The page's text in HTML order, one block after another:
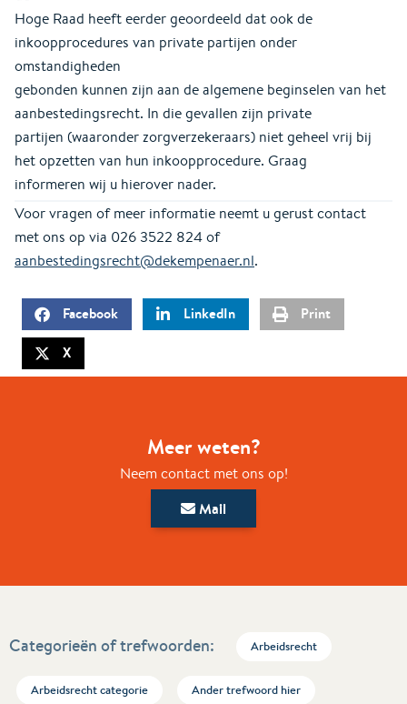
Hoge Raad heeft eerder geoordeeld dat ook de
inkoopprocedures van private partijen onder
omstandigheden
gebonden kunnen zijn aan de algemene beginselen van het
aanbestedingsrecht. In die gevallen zijn private
partijen (waaronder zorgverzekeraars) niet geheel vrij bij
het opzetten van hun inkoopprocedure. Graag
informeren wij u hierover nader.
Voor vragen of meer informatie neemt u gerust contact
met ons op via 026 3522 824 of
aanbestedingsrecht@dekempenaer.nl.
Facebook LinkedIn Print
X
Meer weten?
Neem contact met ons op!
Mail
Categorieën of trefwoorden: Arbeidsrecht
Arbeidsrecht categorie Ander trefwoord hier